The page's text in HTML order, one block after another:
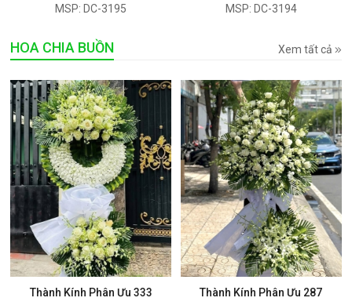
MSP: DC-3195
MSP: DC-3194
HOA CHIA BUỒN Xem tất cả
Thành Kính Phân Ưu 333
Mua ngay
Thành Kính Phân Ưu 287
Mua ngay